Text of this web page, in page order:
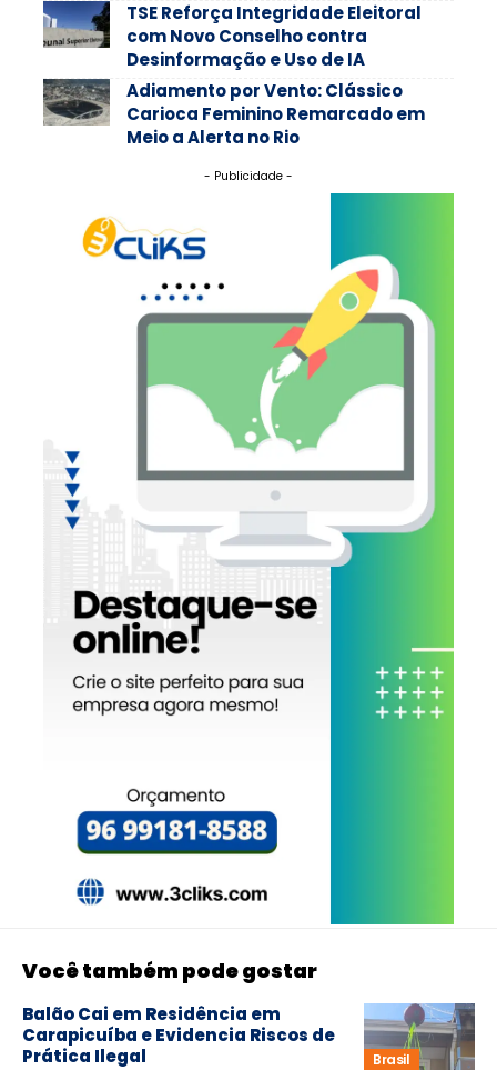
TSE Reforça Integridade Eleitoral
com Novo Conselho contra
Desinformação e Uso de IA
Adiamento por Vento: Clássico
Carioca Feminino Remarcado em
Meio a Alerta no Rio
- Publicidade -
Você também pode gostar
Brasil
Balão Cai em Residência em
Carapicuíba e Evidencia Riscos de
Prática Ilegal